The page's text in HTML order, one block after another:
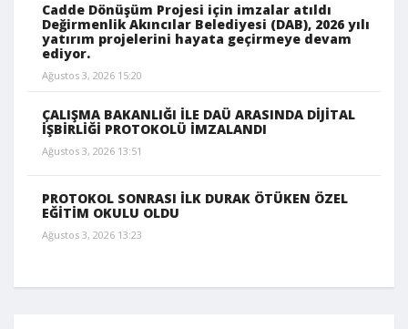
Cadde Dönüşüm Projesi için imzalar atıldı
Değirmenlik Akıncılar Belediyesi (DAB), 2026 yılı
yatırım projelerini hayata geçirmeye devam
ediyor.
Ağustos 3, 2026 15:20
ÇALIŞMA BAKANLIĞI İLE DAÜ ARASINDA DİJİTAL
İŞBİRLİĞİ PROTOKOLÜ İMZALANDI
Ağustos 3, 2026 13:51
PROTOKOL SONRASI İLK DURAK ÖTÜKEN ÖZEL
EĞİTİM OKULU OLDU
Ağustos 3, 2026 13:23